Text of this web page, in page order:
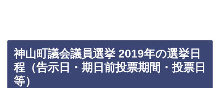
神山町議会議員選挙 2019年の選挙日
程（告示日・期日前投票期間・投票日
等）